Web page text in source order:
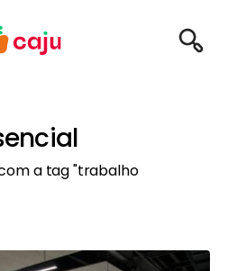
a tag "trabalho